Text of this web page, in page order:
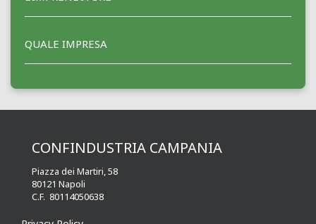
QUALE IMPRESA
CONFINDUSTRIA CAMPANIA
Piazza dei Martiri, 58
80121 Napoli
C.F. 80114050638